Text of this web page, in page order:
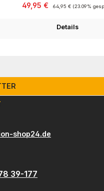
Verkaufspreis:
49,95 € Regulärer Preis:
64,95 € (23.09%
Details
shop24.de
39-177